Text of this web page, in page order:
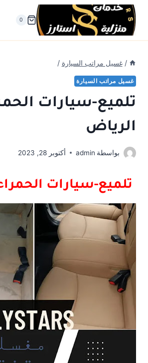
التجاوز
المحتوى
0
/ غسيل مراتب السيارة /
غسيل مراتب السيارة
تلميع-سيارات
الرياض
بواسطة admin أكتوبر 28, 2023
تلميع-سيارات